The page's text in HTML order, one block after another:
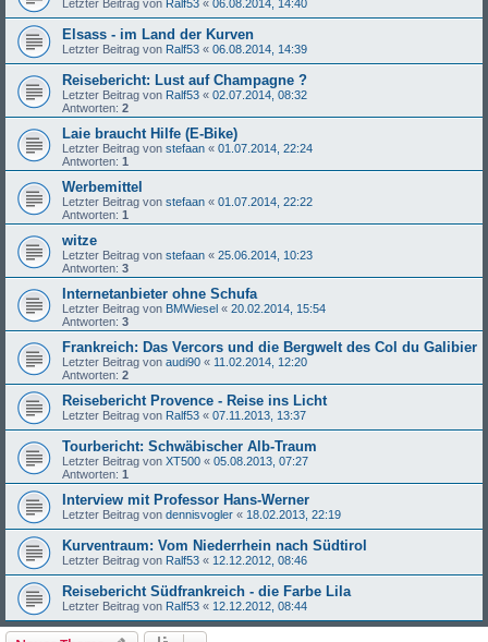
Letzter Beitrag von Ralf53 « 06.08.2014, 14:40
Elsass - im Land der Kurven
Letzter Beitrag von Ralf53 « 06.08.2014, 14:39
Reisebericht: Lust auf Champagne ?
Letzter Beitrag von Ralf53 « 02.07.2014, 08:32
Antworten: 2
Laie braucht Hilfe (E-Bike)
Letzter Beitrag von stefaan « 01.07.2014, 22:24
Antworten: 1
Werbemittel
Letzter Beitrag von stefaan « 01.07.2014, 22:22
Antworten: 1
witze
Letzter Beitrag von stefaan « 25.06.2014, 10:23
Antworten: 3
Internetanbieter ohne Schufa
Letzter Beitrag von BMWiesel « 20.02.2014, 15:54
Antworten: 3
Frankreich: Das Vercors und die Bergwelt des Col du Galibier
Letzter Beitrag von audi90 « 11.02.2014, 12:20
Antworten: 2
Reisebericht Provence - Reise ins Licht
Letzter Beitrag von Ralf53 « 07.11.2013, 13:37
Tourbericht: Schwäbischer Alb-Traum
Letzter Beitrag von XT500 « 05.08.2013, 07:27
Antworten: 1
Interview mit Professor Hans-Werner
Letzter Beitrag von dennisvogler « 18.02.2013, 22:19
Kurventraum: Vom Niederrhein nach Südtirol
Letzter Beitrag von Ralf53 « 12.12.2012, 08:46
Reisebericht Südfrankreich - die Farbe Lila
Letzter Beitrag von Ralf53 « 12.12.2012, 08:44